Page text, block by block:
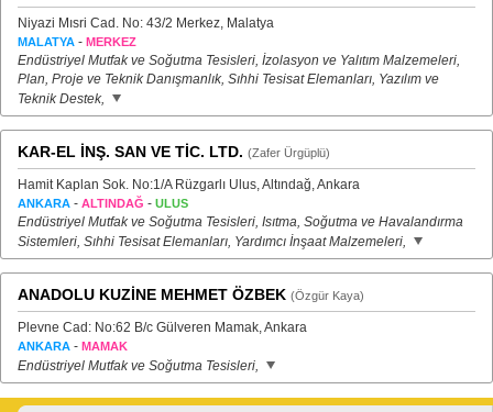
Niyazi Mısri Cad. No: 43/2 Merkez, Malatya
MALATYA - MERKEZ
Endüstriyel Mutfak ve Soğutma Tesisleri, İzolasyon ve Yalıtım Malzemeleri,
Plan, Proje ve Teknik Danışmanlık, Sıhhi Tesisat Elemanları, Yazılım ve
Teknik Destek,
KAR-EL İNŞ. SAN VE TİC. LTD. (Zafer Ürgüplü)
Hamit Kaplan Sok. No:1/A Rüzgarlı Ulus, Altındağ, Ankara
ANKARA - ALTINDAĞ - ULUS
Endüstriyel Mutfak ve Soğutma Tesisleri, Isıtma, Soğutma ve Havalandırma
Sistemleri, Sıhhi Tesisat Elemanları, Yardımcı İnşaat Malzemeleri,
ANADOLU KUZİNE MEHMET ÖZBEK (Özgür Kaya)
Plevne Cad: No:62 B/c Gülveren Mamak, Ankara
ANKARA - MAMAK
Endüstriyel Mutfak ve Soğutma Tesisleri,